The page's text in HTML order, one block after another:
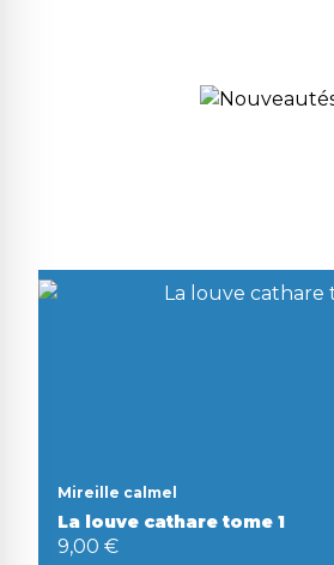
Mireille calmel
La louve cathare tome 1
9,00 €